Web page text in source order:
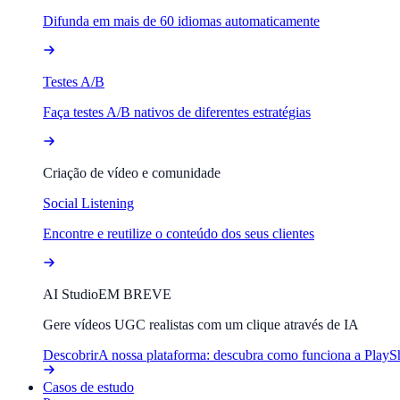
Difunda em mais de 60 idiomas automaticamente
Testes A/B
Faça testes A/B nativos de diferentes estratégias
Criação de vídeo e comunidade
Social Listening
Encontre e reutilize o conteúdo dos seus clientes
AI StudioEM BREVE
Gere vídeos UGC realistas com um clique através de IA
DescobrirA nossa plataforma: descubra como funciona a
Casos de estudo